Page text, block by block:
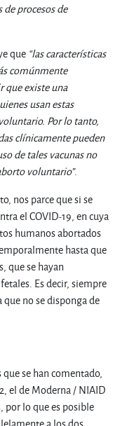
procesos de
que “las características
comúnmente
que existe una
usan estas
Por lo tanto,
clínicamente pueden
de tales vacunas no
voluntario”.
nos parce que si se
el COVID-19, en cuya
humanos abortados
hasta que
que se hayan
Es decir, siempre
no se disponga de
se han comentado,
el de Moderna / NIAID
por lo que es posible